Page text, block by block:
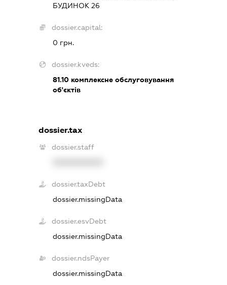
БУДИНОК 26
dossier.capital:
0 грн.
dossier.kveds:
81.10 комплексне обслуговування
об'єктів
dossier.tax
dossier.staff
dossier.taxDebt
dossier.missingData
dossier.esvDebt
dossier.missingData
dossier.ndsPayer
dossier.missingData